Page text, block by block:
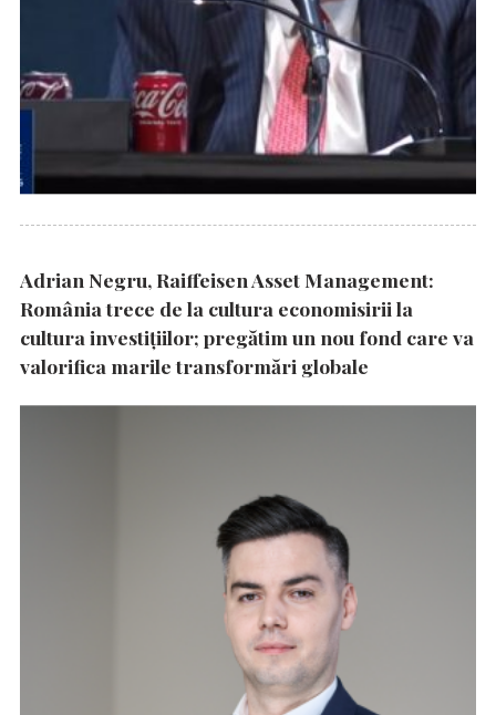
Adrian Negru, Raiffeisen Asset Management:
România trece de la cultura economisirii la
cultura investițiilor; pregătim un nou fond care va
valorifica marile transformări globale